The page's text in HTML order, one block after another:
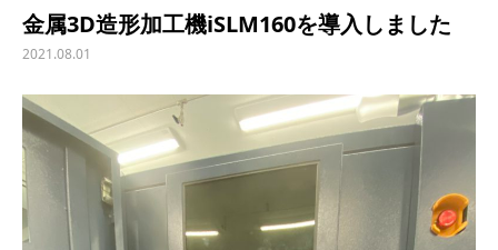
金属3D造形加工機iSLM160を導入しました
2021.08.01